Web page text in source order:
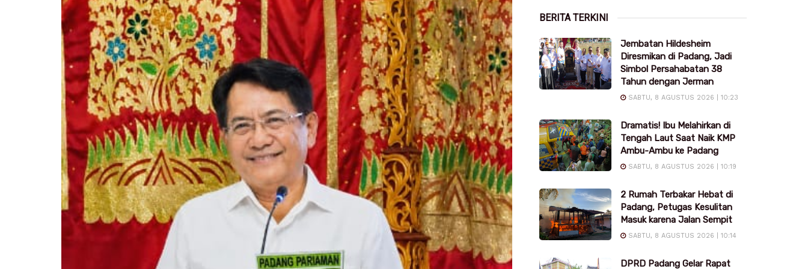
BERITA TERKINI
Jembatan Hildesheim
Diresmikan di Padang, Jadi
Simbol Persahabatan 38
Tahun dengan Jerman
SABTU, 8 AGUSTUS 2026 | 10:23
Dramatis! Ibu Melahirkan di
Tengah Laut Saat Naik KMP
Ambu-Ambu ke Padang
SABTU, 8 AGUSTUS 2026 | 10:19
2 Rumah Terbakar Hebat di
Padang, Petugas Kesulitan
Masuk karena Jalan Sempit
SABTU, 8 AGUSTUS 2026 | 10:14
DPRD Padang Gelar Rapat